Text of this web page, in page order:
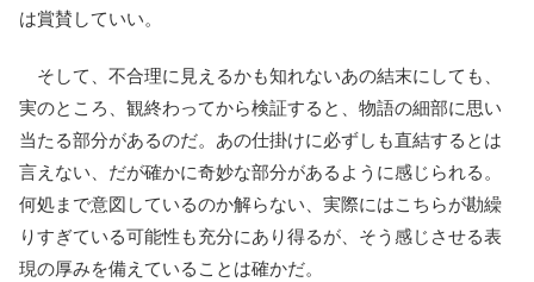
は賞賛していい。
そして、不合理に見えるかも知れないあの結末にしても、
実のところ、観終わってから検証すると、物語の細部に思い
当たる部分があるのだ。あの仕掛けに必ずしも直結するとは
言えない、だが確かに奇妙な部分があるように感じられる。
何処まで意図しているのか解らない、実際にはこちらが勘繰
りすぎている可能性も充分にあり得るが、そう感じさせる表
現の厚みを備えていることは確かだ。